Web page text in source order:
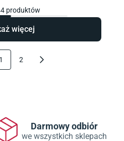
produktów
więcej
1 2
Darmowy odbiór
we wszystkich sklepach